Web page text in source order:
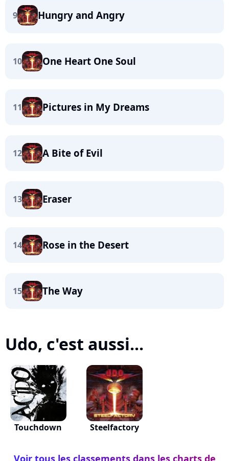
9 Hungry and Angry
10 One Heart One Soul
11 Pictures in My Dreams
12 A Bite of Evil
13 Eraser
14 Rose in the Desert
15 The Way
Udo, c'est aussi...
Touchdown Steelfactory
Voir tous les classements dans les charts de